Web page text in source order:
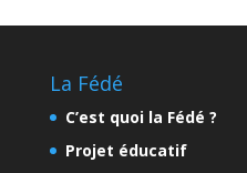
La Fédé
C’est quoi la Fédé ?
Projet éducatif